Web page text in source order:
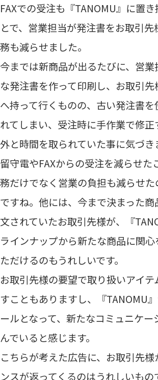
FAXでの受注も『TANOMU』に置
とで、営業担当が発注書をお取引先
務も減らせました。
今までは新商品が出るたびに、営業
な発注書を作って印刷し、お取引先
へ持って行くものの、古い発注書を
れてしまい、受注時に手作業で修正
外と時間を取られていた事に気づき
留守電やFAXからの受注を減らせた
務だけでなく営業の負担も減らせ
ですね。他には、今まで決まった
文されていたお取引先様が、『
ラインナップから新たな商品に関心
ただけるのもうれしいです。
お取引先様の要望で取り扱いアイテ
すこともありますし、『TANOMU
ールとなって、新たなコミュニケー
んでいると感じます。
こちらが考えた広告に、お取引先
ンスが返ってくるのはうれしいもの